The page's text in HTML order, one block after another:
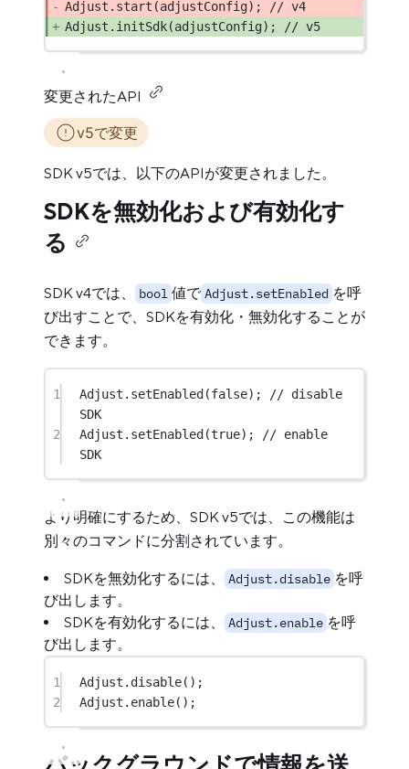
Adjust . start (adjustConfig);
// v4
Adjust . initSdk(adjustConfig); // v5
変更されたAPI
v5で変更
SDK v5では、以下のAPIが変更されました。
SDKを無効化および有効化す
る
SDK v4では、 bool 値で Adjust.setEnabled を呼
び出すことで、SDKを有効化・無効化することが
できます。
1 Adjust . setEnabled(false);
// disable
SDK
2
Adjust . setEnabled(true);
// enable
SDK
より明確にするため、SDK v5では、この機能は
別々のコマンドに分割されています。
SDKを無効化するには、 Adjust.disable を呼
び出します。
SDKを有効化するには、
Adjust.enable を呼
び出します。
1 Adjust . disable();
2
Adjust . enable();